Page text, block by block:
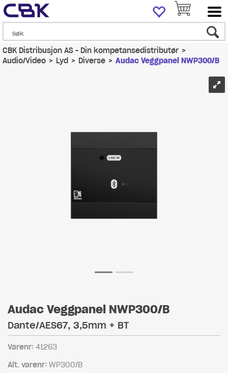
CBK Distribusjon AS - Din kompetansedistributør>
Audio/Video>Lyd >Diverse>Audac Veggpanel NWP300/B
Audac Veggpanel NWP300/B
Dante/AES67, 3,5mm + BT
Varenr: 41263
Alt. varenr: WP300/B